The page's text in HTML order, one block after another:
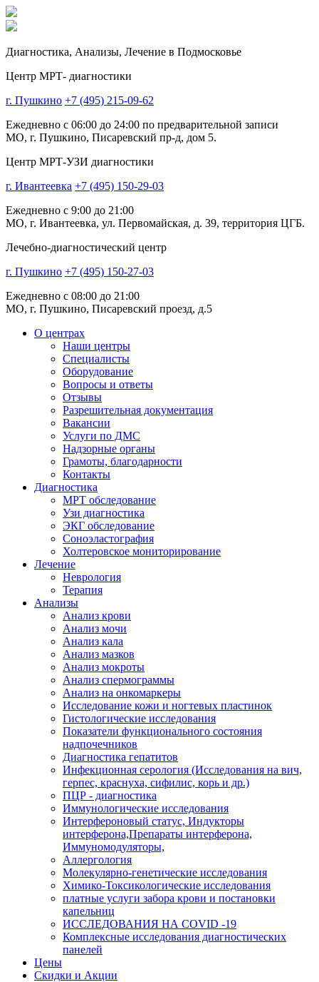
Диагностика, Анализы, Лечение в Подмосковье
Центр МРТ- диагностики
г. Пушкино +7 (495) 215-09-62
Ежедневно с 06:00 до 24:00 по предварительной записи
МО, г. Пушкино, Писаревский пр-д, дом 5.
Центр МРТ-УЗИ диагностики
г. Ивантеевка +7 (495) 150-29-03
Ежедневно с 9:00 до 21:00
МО, г. Ивантеевка, ул. Первомайская, д. 39, территория ЦГБ.
Лечебно-диагностический центр
г. Пушкино +7 (495) 150-27-03
Ежедневно с 08:00 до 21:00
МО, г. Пушкино, Писаревский проезд, д.5
О центрах
Наши центры
Специалисты
Оборудование
Вопросы и ответы
Отзывы
Разрешительная документация
Вакансии
Услуги по ДМС
Надзорные органы
Грамоты, благодарности
Контакты
Диагностика
МРТ обследование
Узи диагностика
ЭКГ обследование
Соноэластография
Холтеровское мониторирование
Лечение
Неврология
Терапия
Анализы
Анализ крови
Анализ мочи
Анализ кала
Анализ мазков
Анализ мокроты
Анализ спермограммы
Анализ на онкомаркеры
Исследование кожи и ногтевых пластинок
Гистологические исследования
Показатели функционального состояния
надпочечников
Диагностика гепатитов
Инфекционная серология (Исследования на вич,
герпес, краснуха, сифилис, корь и др.)
ПЦР - диагностика
Иммунологические исследования
Интерфероновый статус, Индукторы
интерферона,Препараты интерферона,
Иммуномодуляторы,
Аллергология
Молекулярно-генетические исследования
Химико-Токсикологические исследования
платные услуги забора крови и постановки
капельниц
ИССЛЕДОВАНИЯ НА COVID -19
Комплексные исследования диагностических
панелей
Цены
Скидки и Акции